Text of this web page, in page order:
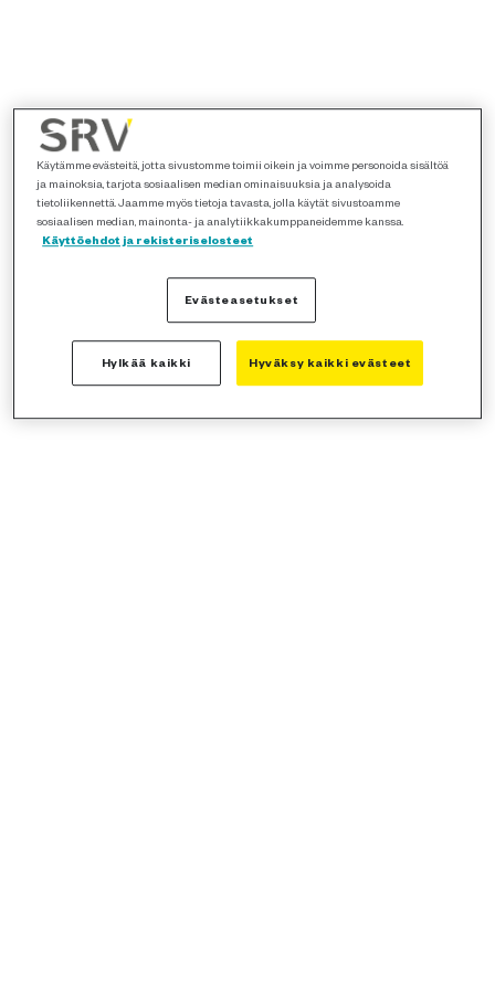
Käytämme evästeitä, jotta sivustomme toimii oikein ja voimme personoida sisältöä
ja mainoksia, tarjota sosiaalisen median ominaisuuksia ja analysoida
tietoliikennettä. Jaamme myös tietoja tavasta, jolla käytät sivustoamme
sosiaalisen median, mainonta- ja analytiikkakumppaneidemme kanssa.
Käyttöehdot ja rekisteriselosteet
Evästeasetukset
Hylkää kaikki Hyväksy kaikki evästeet